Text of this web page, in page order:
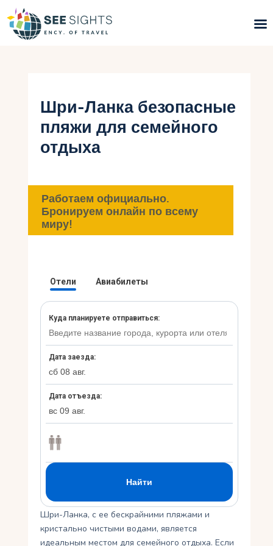
Горящие туры
Типы Туров
Страны
Инфо
Блог
Шри-Ланка безопасные
пляжи для семейного
отдыха
Работаем официально.
Бронируем онлайн по всему
миру!
Шри-Ланка, с ее бескрайними пляжами и
кристально чистыми водами, является
идеальным местом для семейного отдыха. Если